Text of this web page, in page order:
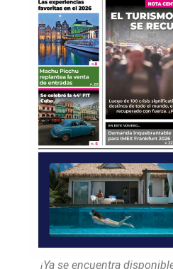
¡Ya se encuentra